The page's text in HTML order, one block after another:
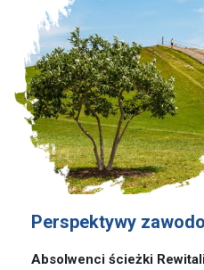
Perspektywy
Absolwenci ścieżki